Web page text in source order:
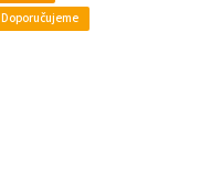
Doporučujeme